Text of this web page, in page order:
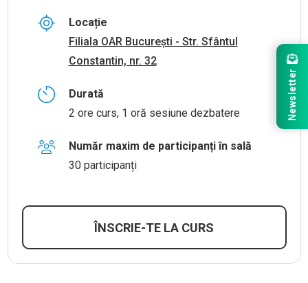
Locație
Filiala OAR București - Str. Sfântul
Constantin, nr. 32
Durată
2 ore curs, 1 oră sesiune dezbatere
Număr maxim de participanți în sală
30 participanți
ÎNSCRIE-TE LA CURS
Newsletter